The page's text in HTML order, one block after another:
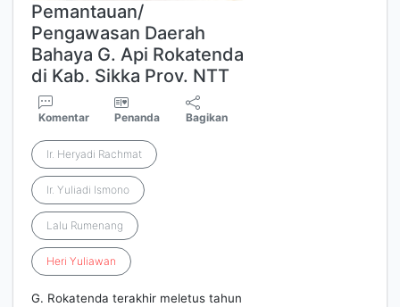
Pemantauan/
Pengawasan Daerah
Bahaya G. Api Rokatenda
di Kab. Sikka Prov. NTT
Komentar Penanda Bagikan
Ir. Heryadi Rachmat
Ir. Yuliadi Ismono
Lalu Rumenang
Heri Yuliawan
G. Rokatenda terakhir meletus tahun